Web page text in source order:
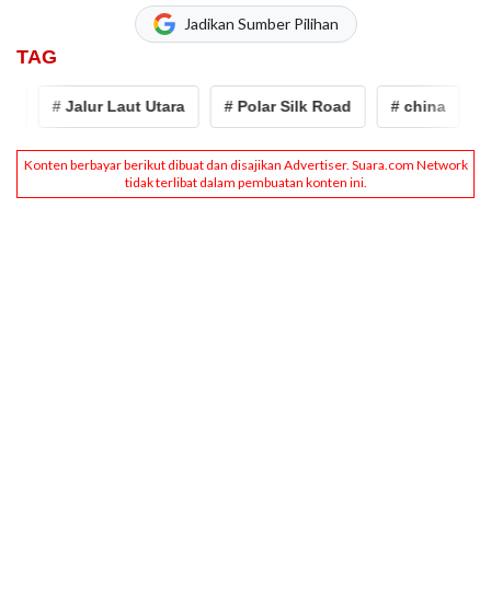
Jadikan Sumber Pilihan
TAG
# Jalur Laut Utara # Polar Silk Road # china